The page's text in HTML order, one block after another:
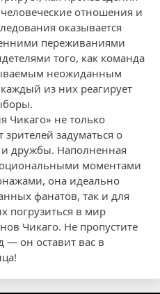
отношения и
оказывается
переживаниями
того, как команда
неожиданным
из них реагирует
Чикаго» не только
зрителей задуматься о
дружбы. Наполненная
моментами
она идеально
фанатов, так и для
погрузиться в мир
Чикаго. Не пропустите
— он оставит вас в